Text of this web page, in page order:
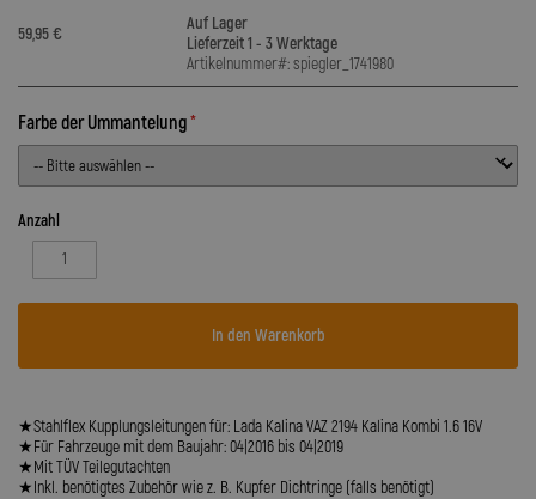
59,95 €
Auf Lager
Lieferzeit 1 - 3 Werktage
Artikelnummer#: spiegler_1741980
Farbe der Ummantelung
Anzahl
In den Warenkorb
★Stahlflex Kupplungsleitungen für: Lada Kalina VAZ 2194 Kalina Kombi 1.6 16V
★Für Fahrzeuge mit dem Baujahr: 04|2016 bis 04|2019
★Mit TÜV Teilegutachten
★Inkl. benötigtes Zubehör wie z. B. Kupfer Dichtringe (falls benötigt)